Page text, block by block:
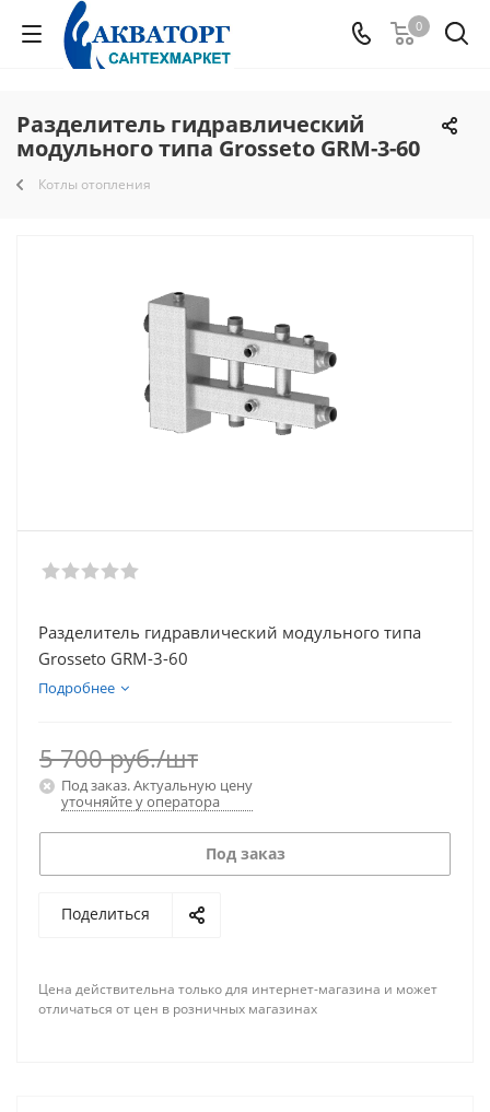
0
Разделитель гидравлический
модульного типа Grosseto GRM-3-60
Котлы отопления
Разделитель гидравлический модульного типа
Grosseto GRM-3-60
Подробнее
5 700руб./шт
Под заказ. Актуальную цену
уточняйте у оператора
Под заказ
Поделиться
Цена действительна только для интернет-магазина и может
отличаться от цен в розничных магазинах